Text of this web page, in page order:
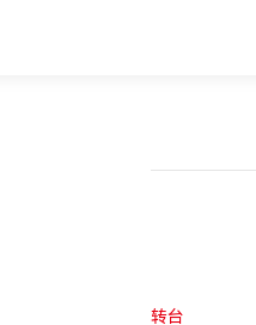
转台